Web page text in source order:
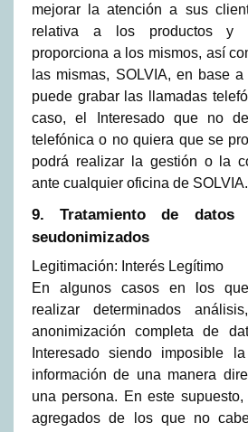
mejorar la atención a sus
relativa a los productos y
proporciona a los mismos, así
las mismas, SOLVIA, en base
puede grabar las llamadas
caso, el Interesado que no
telefónica o no quiera que se
podrá realizar la gestión o la
ante cualquier oficina de SOLVIA.
9. Tratamiento de datos
seudonimizados
Legitimación: Interés Legítimo
En algunos casos en los
realizar determinados
anonimización completa de
Interesado siendo imposible
información de una manera
una persona. En este
agregados de los que no